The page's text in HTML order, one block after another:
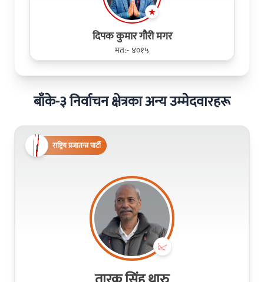
दिपक कुमार गौरी मगर
मत:- ४०१५
बाँके-३ निर्वाचन क्षेत्रका अन्य उम्मेदवारहरू
राष्ट्रिय प्रजातन्त्र पार्टी